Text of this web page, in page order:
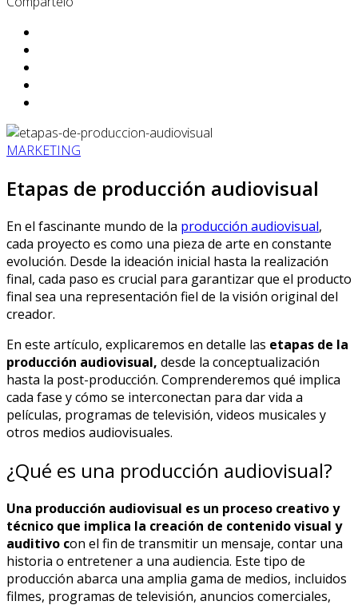
MARKETING
Etapas de producción audiovisual
En el fascinante mundo de la producción audiovisual,
cada proyecto es como una pieza de arte en constante
evolución. Desde la ideación inicial hasta la realización
final, cada paso es crucial para garantizar que el producto
final sea una representación fiel de la visión original del
creador.
En este artículo, explicaremos en detalle las etapas de la
producción audiovisual, desde la conceptualización
hasta la post-producción. Comprenderemos qué implica
cada fase y cómo se interconectan para dar vida a
películas, programas de televisión, videos musicales y
otros medios audiovisuales.
¿Qué es una producción audiovisual?
Una producción audiovisual es un proceso creativo y
técnico que implica la creación de contenido visual y
auditivo con el fin de transmitir un mensaje, contar una
historia o entretener a una audiencia. Este tipo de
producción abarca una amplia gama de medios, incluidos
filmes, programas de televisión, anuncios comerciales,